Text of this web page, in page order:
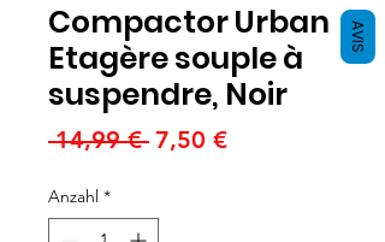
Compactor Urban
Etagère souple à
suspendre, Noir
14,99 € Standardpreis
7,50 €Sale-
Anzahl *
AVIS